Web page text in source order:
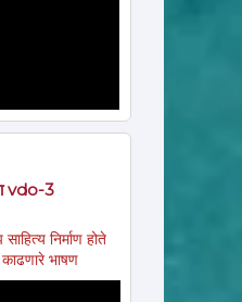
vdo-3
निर्माण होते
काढणारे भाषण